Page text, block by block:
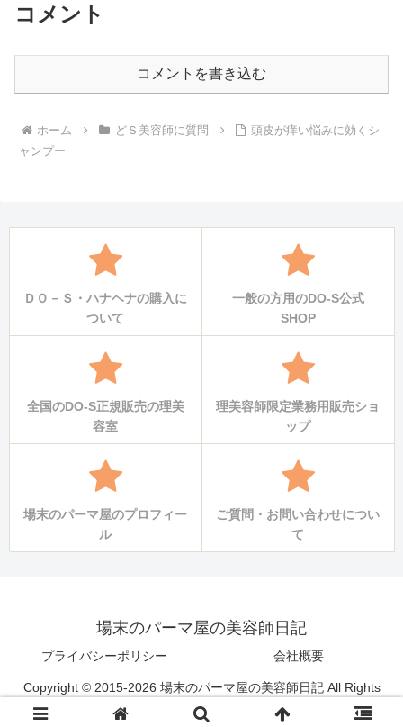
コメント
コメントを書き込む
ホーム どＳ美容師に質問
頭皮が痒い悩みに効くシ
ャンプー
ＤＯ－Ｓ・ハナヘナの購入に
ついて
一般の方用のDO-S公式
SHOP
全国のDO-S正規販売の理美
容室
理美容師限定業務用販売ショ
ップ
場末のパーマ屋のプロフィー
ル
ご質問・お問い合わせについ
て
場末のパーマ屋の美容師日記
プライバシーポリシー 会社概要
Copyright © 2015-2026 場末のパーマ屋の美容師日記 All Rights
Reserved.